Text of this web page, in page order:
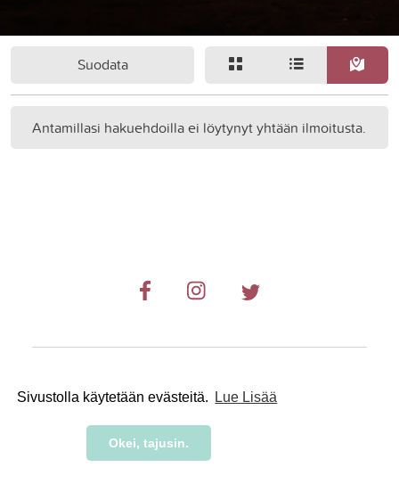
Sivustolla käytetään evästeitä. Lue Lisää
Okei, tajusin.
Suodata
Antamillasi hakuehdoilla ei löytynyt yhtään ilmoitusta.